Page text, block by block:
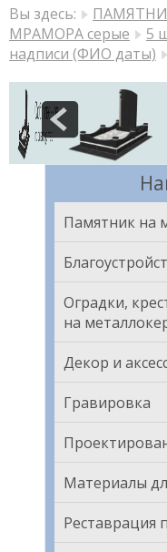
Вы здесь:
МРАМОРА серые
5
надписи (ФИО даты)
Памятник на
Оградки,
на
Декор и
Гравировка
Материалы
Реставрация